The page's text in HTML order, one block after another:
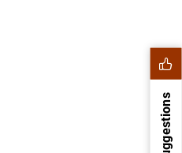
Suggestions